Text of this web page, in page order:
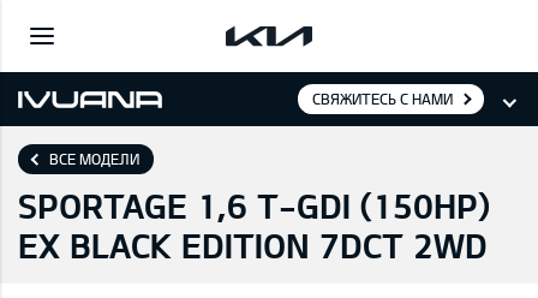
СВЯЖИТЕСЬ С НАМИ
ВСЕ МОДЕЛИ
SPORTAGE 1,6 T-GDI (150HP)
EX BLACK EDITION 7DCT 2WD